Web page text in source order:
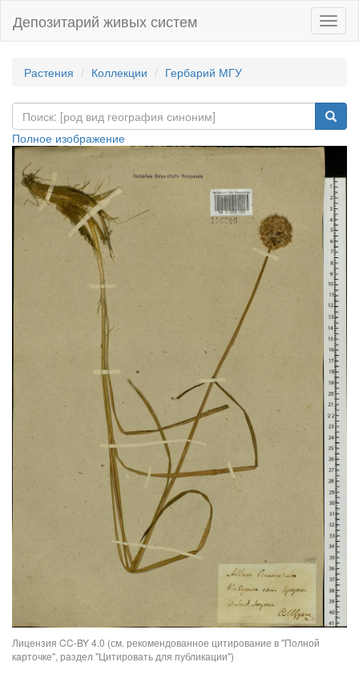
Депозитарий живых систем
Растения Коллекции Гербарий МГУ
Полное изображение
Лицензия CC-BY 4.0 (см. рекомендованное цитирование в "Полной
карточке", раздел "Цитировать для публикации")